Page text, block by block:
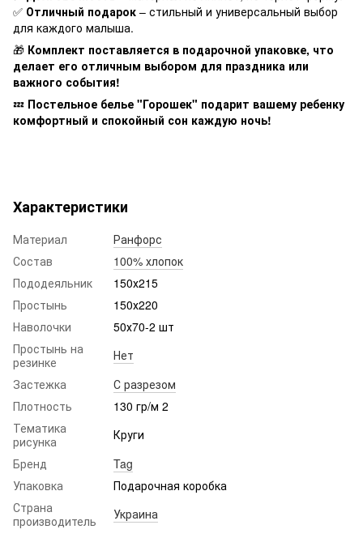
✅ Отличный подарок – стильный и универсальный выбор
для каждого малыша.
🎁 Комплект поставляется в подарочной упаковке, что
делает его отличным выбором для праздника или
важного события!
💤 Постельное белье "Горошек" подарит вашему ребенку
комфортный и спокойный сон каждую ночь!
Характеристики
Материал
Ранфорс
Состав
100% хлопок
Пододеяльник
150х215
Простынь
150х220
Наволочки
50х70-2 шт
Простынь на
резинке
Нет
Застежка
С разрезом
Плотность
130 гр/м 2
Тематика
рисунка
Круги
Бренд
Tag
Упаковка
Подарочная коробка
Страна
производитель
Украина